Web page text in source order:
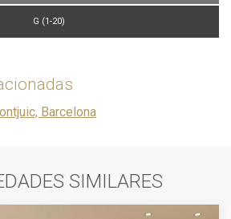
G (1-20)
Barcelona
SIMILARES